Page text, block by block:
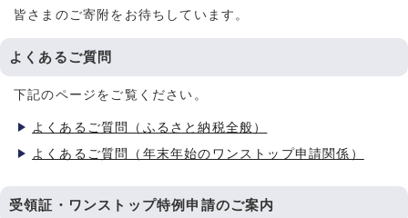
皆さまのご寄附をお待ちしています。
よくあるご質問
下記のページをご覧ください。
よくあるご質問（ふるさと納税全般）
よくあるご質問（年末年始のワンストップ申請関係）
受領証・ワンストップ特例申請のご案内